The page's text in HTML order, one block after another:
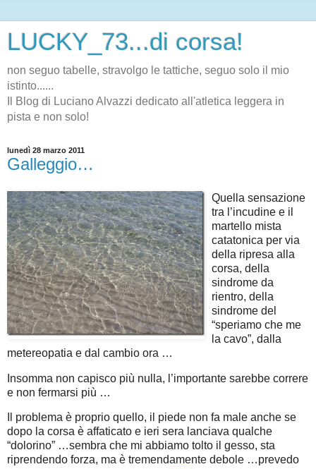
LUCKY_73...di corsa!
non seguo tabelle, stravolgo le tattiche, seguo solo il mio
istinto......
Il Blog di Luciano Alvazzi dedicato all'atletica leggera in
pista e non solo!
lunedì 28 marzo 2011
Galleggio…
Quella sensazione
tra l’incudine e il
martello mista
catatonica per via
della ripresa alla
corsa, della
sindrome da
rientro, della
sindrome del
“speriamo che me
la cavo”, dalla
metereopatia e dal cambio ora …
Insomma non capisco più nulla, l’importante sarebbe correre
e non fermarsi più …
Il problema è proprio quello, il piede non fa male anche se
dopo la corsa è affaticato e ieri sera lanciava qualche
“dolorino” …sembra che mi abbiamo tolto il gesso, sta
riprendendo forza, ma è tremendamente debole …prevedo